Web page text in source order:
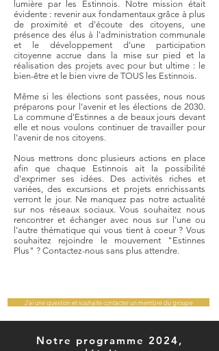
lumière par les Estinnois. Notre mission était
évidente : revenir aux fondamentaux grâce à plus
de proximité et d'écoute des citoyens, une
présence des élus à l'administration communale
et le développement d'une participation
citoyenne accrue dans la mise sur pied et la
réalisation des projets avec pour but ultime : le
bien-être et le bien vivre de TOUS les Estinnois.
Même si les élections sont passées, nous nous
préparons pour l'avenir et les élections de 2030.
La commune d'Estinnes a de beaux jours devant
elle et nous voulons continuer de travailler pour
l'avenir de nos citoyens.
Nous mettrons donc plusieurs actions en place
afin que chaque Estinnois ait la possibilité
d'exprimer ses idées. Des activités riches et
variées, des excursions et projets enrichissants
verront le jour. Ne manquez pas notre actualité
sur nos réseaux sociaux. Vous souhaitez nous
rencontrer et échanger avec nous sur l'une ou
l'autre thématique qui vous tient à coeur ? Vous
souhaitez rejoindre le mouvement "Estinnes
Plus" ? Contactez-nous sans plus attendre.
J'ai une question et souhaite contacter un membre du groupe
Notre programme 2024,